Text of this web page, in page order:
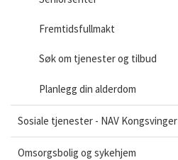
Fremtidsfullmakt
Søk om tjenester og tilbud
Planlegg din alderdom
Sosiale tjenester - NAV Kongsvinger
Omsorgsbolig og sykehjem